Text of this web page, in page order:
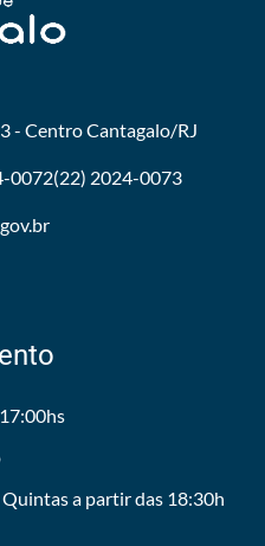
- CentroCantagalo/RJ
0072(22) 2024-0073
Quintas a partir das 18:30h